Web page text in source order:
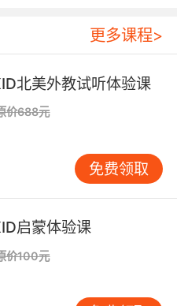
音的辨识准确率提升至
术的课堂实践中，学员
即生成包含12项指标
满度、辅音清晰度等专
诊断模式。基于百万级
的深度学习模型能定
统检测到"thirty"被发
音偏差，更会关联推
训练包。这种数据驱
效率提升40%以上。
更多课程>
北美外教试听体验课
价688元
免费领取
启蒙体验课
价100元